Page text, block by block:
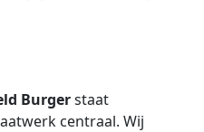
Burgerstaat
centraal. Wij